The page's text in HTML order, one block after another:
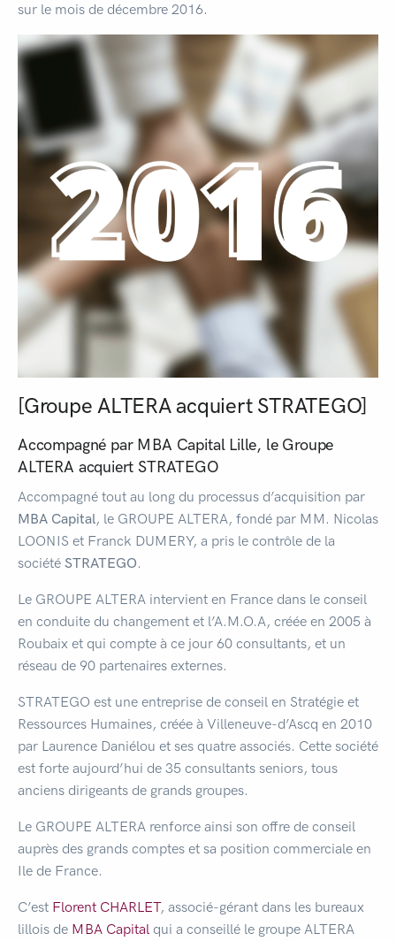
sur le mois de décembre 2016.
[Groupe ALTERA acquiert STRATEGO]
Accompagné par MBA Capital Lille, le Groupe
ALTERA acquiert STRATEGO
Accompagné tout au long du processus d’acquisition par
MBA Capital, le GROUPE ALTERA, fondé par MM. Nicolas
LOONIS et Franck DUMERY, a pris le contrôle de la
société STRATEGO.
Le GROUPE ALTERA intervient en France dans le conseil
en conduite du changement et l’A.M.O.A, créée en 2005 à
Roubaix et qui compte à ce jour 60 consultants, et un
réseau de 90 partenaires externes.
STRATEGO est une entreprise de conseil en Stratégie et
Ressources Humaines, créée à Villeneuve-d’Ascq en 2010
par Laurence Daniélou et ses quatre associés. Cette société
est forte aujourd’hui de 35 consultants seniors, tous
anciens dirigeants de grands groupes.
Le GROUPE ALTERA renforce ainsi son offre de conseil
auprès des grands comptes et sa position commerciale en
Ile de France.
C’est Florent CHARLET, associé-gérant dans les bureaux
lillois de MBA Capital qui a conseillé le groupe ALTERA